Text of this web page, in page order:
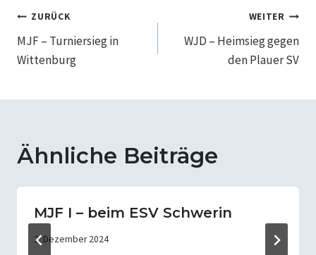
Beitragsnavigation
ZURÜCK
MJF – Turniersieg in
Wittenburg
WEITER
WJD – Heimsieg gegen
den Plauer SV
Ähnliche Beiträge
MJF I – beim ESV Schwerin
2. Dezember 2024